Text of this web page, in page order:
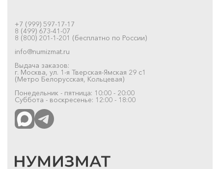
+7 (999) 597-17-17
8 (499) 673-41-07
8 (800) 201-1-201 (бесплатно по России)
info@numizmat.ru
Выдача заказов:
г. Москва, ул. 1-я Тверская-Ямская 29 с1
(Метро Белорусская, Кольцевая)
Понедельник - пятница: 10:00 - 20:00
Суббота - воскресенье: 12:00 - 18:00